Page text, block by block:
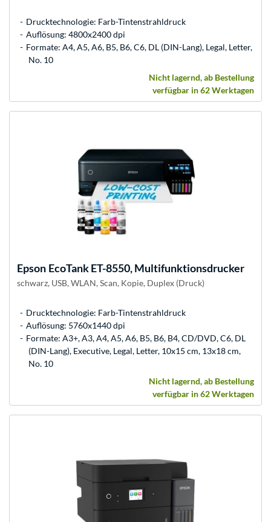
Drucktechnologie: Farb-Tintenstrahldruck
Auflösung: 4800x2400 dpi
Formate: A4, A5, A6, B5, B6, C6, DL (DIN-Lang), Legal, Letter,
No. 10
Nicht lagernd, ab Bestellung
verfügbar in 62 Werktagen
Epson EcoTank ET-8550, Multifunktionsdrucker
schwarz, USB, WLAN, Scan, Kopie, Duplex (Druck)
Drucktechnologie: Farb-Tintenstrahldruck
Auflösung: 5760x1440 dpi
Formate: A3+, A3, A4, A5, A6, B5, B6, B4, CD/DVD, C6, DL
(DIN-Lang), Executive, Legal, Letter, 10x15 cm, 13x18 cm,
No. 10
Nicht lagernd, ab Bestellung
verfügbar in 62 Werktagen